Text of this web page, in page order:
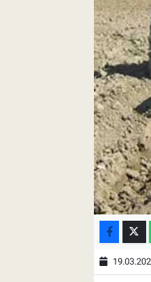
Yetiştirici Soruyor
Dünyada Tarım
Üretici Birlikleri
Şeker ve Şekerli
Tahıllar ve